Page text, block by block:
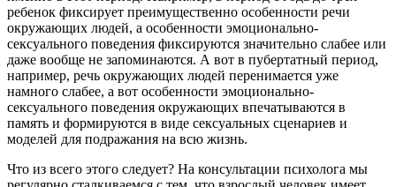
ребенок фиксирует преимущественно особенности речи
окружающих людей, а особенности эмоционально-
сексуального поведения фиксируются значительно слабее или
даже вообще не запоминаются. А вот в пубертатный период,
например, речь окружающих людей перенимается уже
намного слабее, а вот особенности эмоционально-
сексуального поведения окружающих впечатываются в
память и формируются в виде сексуальных сценариев и
моделей для подражания на всю жизнь.
Что из всего этого следует? На консультации психолога мы